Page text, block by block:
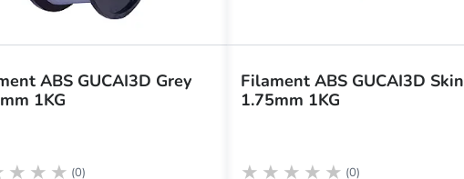
ABS GUCAI3D Grey
1KG
(0)
Filament ABS GUCAI3D Skin
1.75mm 1KG
(0)